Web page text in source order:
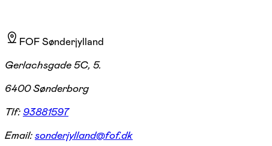
FOF Sønderjylland
Gerlachsgade 5C, 5.
6400 Sønderborg
Tlf:93881597
Email:sonderjylland@fof.dk